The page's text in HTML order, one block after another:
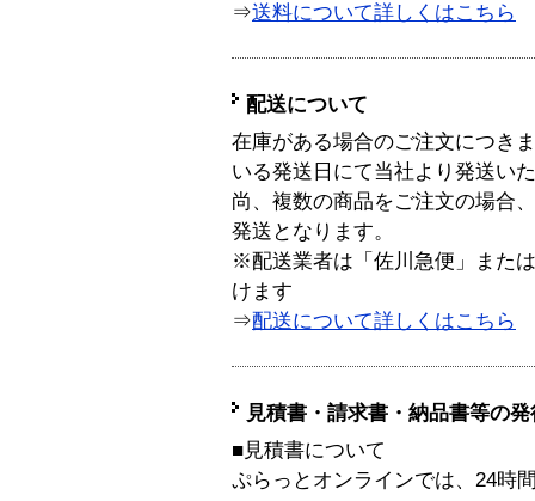
⇒送料について詳しくはこちら
配送について
在庫がある場合のご注文につき
いる発送日にて当社より発送い
尚、複数の商品をご注文の場合
発送となります。
※配送業者は「佐川急便」また
けます
⇒配送について詳しくはこちら
見積書・請求書・納品書等の
■見積書について
ぷらっとオンラインでは、24時